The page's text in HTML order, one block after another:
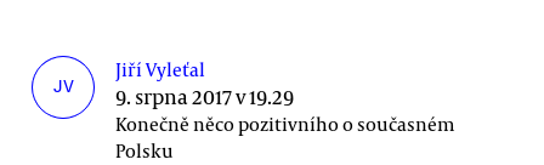
JV
Jiří Vyleťal
9. srpna 2017 v 19.29
Konečně něco pozitivního o současném
Polsku